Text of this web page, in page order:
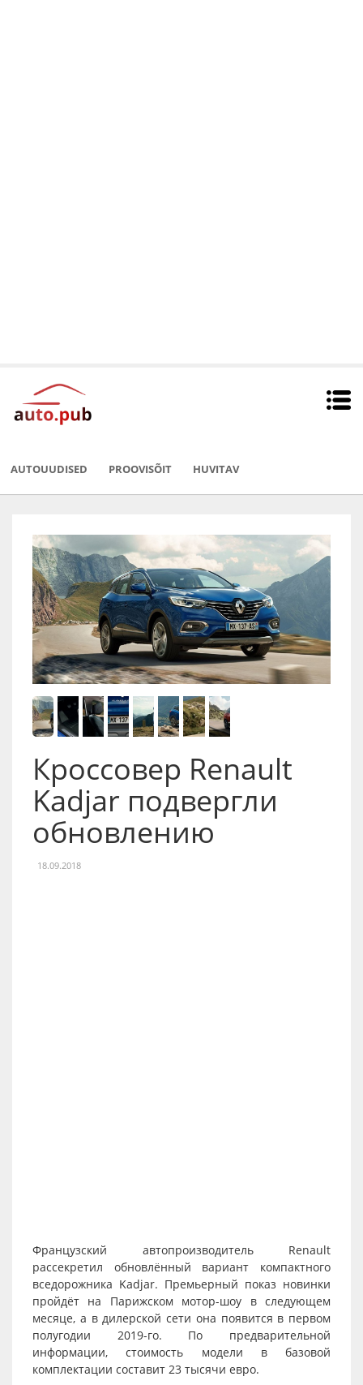
AUTOUUDISED PROOVISÕIT HUVITAV
Кроссовер Renault
Kadjar подвергли
обновлению
18.09.2018
Французский автопроизводитель Renault
рассекретил обновлённый вариант компактного
вседорожника Kadjar. Премьерный показ новинки
пройдёт на Парижском мотор-шоу в следующем
месяце, а в дилерской сети она появится в первом
полугодии 2019-го. По предварительной
информации, стоимость модели в базовой
комплектации составит 23 тысячи евро.